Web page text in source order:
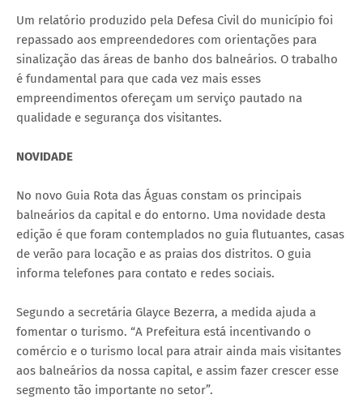
Um relatório produzido pela Defesa Civil do município foi
repassado aos empreendedores com orientações para
sinalização das áreas de banho d​os balneários. O trabalho
é fundamental para que cada vez mais esses
empreendimentos ofereçam um serviço pautado na
qualidade e segurança dos visitantes.
NOVIDADE
No novo Guia Rota das Águas constam os principais
balneários da capital e do entorno. Uma novidade desta
edição é que foram contemplados no guia flutuantes, casas
de verão para locação e as praias dos distritos. O guia
informa telefones para contato e redes sociais.
​Segundo a secretária Glayce Bezerra, ​a medida ajuda a
fomentar o turismo. ​“​A​ Prefeitura está incentivando o
comércio e o turismo local para atrair ainda mais visitantes
aos balneários da nossa capital, e assim fazer crescer esse
segmento tão importante no setor”.